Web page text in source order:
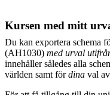
Kursen med mitt
Du kan exportera schema
(AH1030) med urval
innehåller således alla
världen samt fördina val